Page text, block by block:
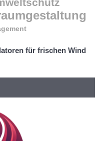
für frischen Wind